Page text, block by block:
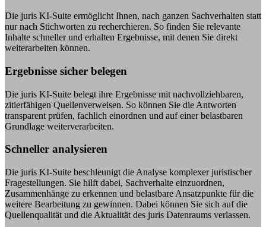
Die juris KI-Suite ermöglicht Ihnen, nach ganzen Sachverhalten statt
nur nach Stichworten zu recherchieren. So finden Sie relevante
Inhalte schneller und erhalten Ergebnisse, mit denen Sie direkt
weiterarbeiten können.
Ergebnisse sicher belegen
Die juris KI-Suite belegt ihre Ergebnisse mit nachvollziehbaren,
zitierfähigen Quellenverweisen. So können Sie die Antworten
transparent prüfen, fachlich einordnen und auf einer belastbaren
Grundlage weiterverarbeiten.
Schneller analysieren
Die juris KI-Suite beschleunigt die Analyse komplexer juristischer
Fragestellungen. Sie hilft dabei, Sachverhalte einzuordnen,
Zusammenhänge zu erkennen und belastbare Ansatzpunkte für die
weitere Bearbeitung zu gewinnen. Dabei können Sie sich auf die
Quellenqualität und die Aktualität des juris Datenraums verlassen.